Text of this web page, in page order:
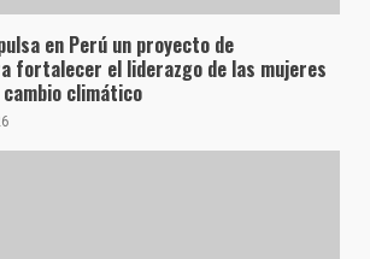
en Perú un proyecto de
fortalecer el liderazgo de las mujeres
climático